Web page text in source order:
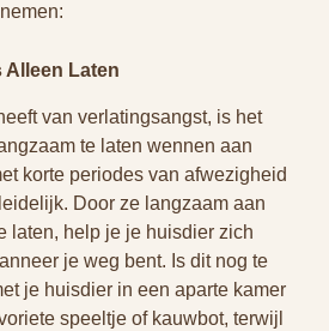
Alleen Laten
van verlatingsangst, is het
te laten wennen aan
korte periodes van afwezigheid
Door ze langzaam aan
laten, help je je huisdier zich
je weg bent. Is dit nog te
je huisdier in een aparte kamer
speeltje of kauwbot, terwijl